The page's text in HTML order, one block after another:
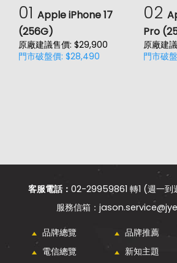
01 Apple iPhone 17
(256G)
原廠建議售價: $29,900
門市破盤價: $28,490
02
Pro
原廠建
門市破
客服電話： 02-29959861 轉1 (週一
品牌總覽 品牌推薦
電信總覽
新知主題